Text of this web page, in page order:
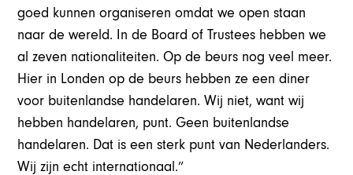
goed kunnen organiseren omdat we open staan
naar de wereld. In de Board of Trustees hebben we
al zeven nationaliteiten. Op de beurs nog veel meer.
Hier in Londen op de beurs hebben ze een diner
voor buitenlandse handelaren. Wij niet, want wij
hebben handelaren, punt. Geen buitenlandse
handelaren. Dat is een sterk punt van Nederlanders.
Wij zijn echt internationaal.”